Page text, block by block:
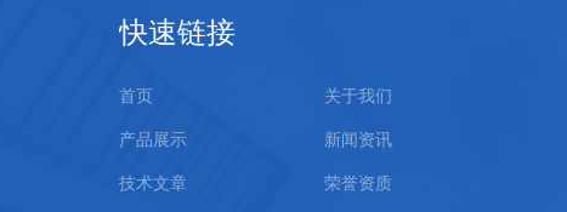
快速链接
首页 关于我们
产品展示 新闻资讯
技术文章 荣誉资质